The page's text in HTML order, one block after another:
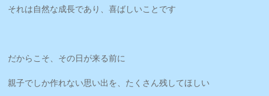
それは自然な成長であり、喜ばしいことです
だからこそ、その日が来る前に
親子でしか作れない思い出を、たくさん残してほしい